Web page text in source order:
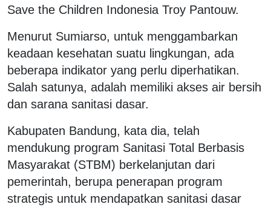
Save the Children Indonesia Troy Pantouw.
Menurut Sumiarso, untuk menggambarkan
keadaan kesehatan suatu lingkungan, ada
beberapa indikator yang perlu diperhatikan.
Salah satunya, adalah memiliki akses air bersih
dan sarana sanitasi dasar.
Kabupaten Bandung, kata dia, telah
mendukung program Sanitasi Total Berbasis
Masyarakat (STBM) berkelanjutan dari
pemerintah, berupa penerapan program
strategis untuk mendapatkan sanitasi dasar